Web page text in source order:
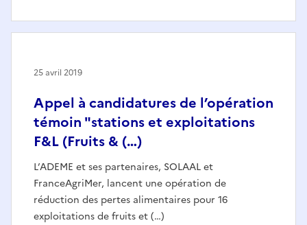
Appel à candidatures de l’opération
témoin "stations et exploitations
F&L (Fruits & (…)
L’ADEME et ses partenaires, SOLAAL et
FranceAgriMer, lancent une opération de
réduction des pertes alimentaires pour 16
exploitations de fruits et (…)
25 avril 2019